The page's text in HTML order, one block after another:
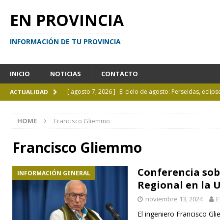
EN PROVINCIA
INFORMACIÓN DE TU PROVINCIA
INICIO NOTICIAS CONTACTO
ACTUALIDAD [ agosto 7, 2026 ] El cielo de agosto: Perseidas,
[ agosto 6, 2026 ]
[ agosto 6, 2026 ]
HOME Francisco Gliemmo
Francisco Gliemmo
INFORMACIÓN GENERAL
Conferencia
Regional en la
noviembre 13, 2024
El ingeniero Francisco